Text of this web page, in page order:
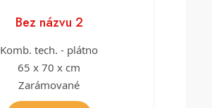
Bez názvu 2
Komb. tech. - plátno
65 x 70 x cm
Zarámované